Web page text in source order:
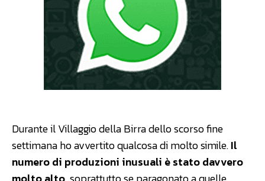
Durante il Villaggio della Birra dello scorso fine
settimana ho avvertito qualcosa di molto simile.Il
numero di produzioni inusuali è stato davvero